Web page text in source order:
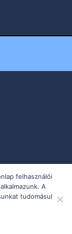
felhasználói
A
tudomásul